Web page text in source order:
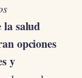
la salud
opciones
y